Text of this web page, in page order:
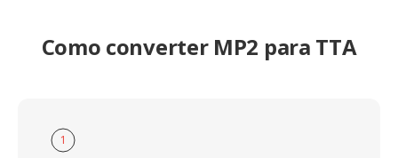
Como converter MP2 para TTA
1